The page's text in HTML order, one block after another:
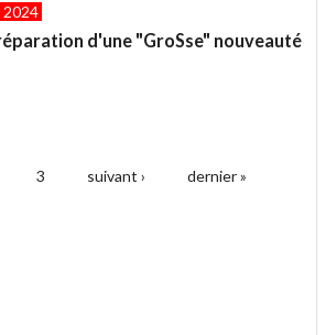
un
ami
2024
d'une "GroSse" nouveauté
3 suivant › dernier »